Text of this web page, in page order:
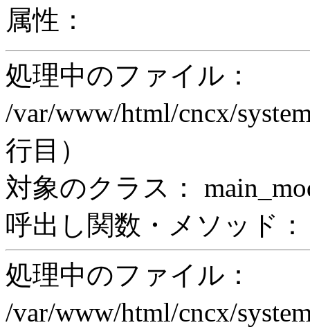
属性：
処理中のファイル：
/var/www/html/cncx/
行目）
対象のクラス：
呼出し関数・メソッド：
処理中のファイル：
/var/www/html/cncx/